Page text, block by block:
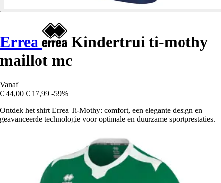
Errea
Kindertrui ti-mothy
maillot mc
Vanaf
€ 44,00 € 17,99 -59%
Ontdek het shirt Errea Ti-Mothy: comfort, een elegante design en
geavanceerde technologie voor optimale en duurzame sportprestaties.